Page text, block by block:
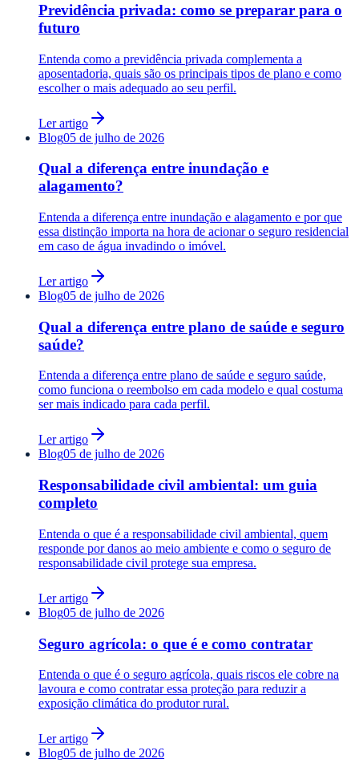
Previdência privada: como se preparar para o
futuro
Entenda como a previdência privada complementa a
aposentadoria, quais são os principais tipos de plano e como
escolher o mais adequado ao seu perfil.
Ler artigo
Blog05 de julho de 2026
Qual a diferença entre inundação e
alagamento?
Entenda a diferença entre inundação e alagamento e por que
essa distinção importa na hora de acionar o seguro residencial
em caso de água invadindo o imóvel.
Ler artigo
Blog05 de julho de 2026
Qual a diferença entre plano de saúde e seguro
saúde?
Entenda a diferença entre plano de saúde e seguro saúde,
como funciona o reembolso em cada modelo e qual costuma
ser mais indicado para cada perfil.
Ler artigo
Blog05 de julho de 2026
Responsabilidade civil ambiental: um guia
completo
Entenda o que é a responsabilidade civil ambiental, quem
responde por danos ao meio ambiente e como o seguro de
responsabilidade civil protege sua empresa.
Ler artigo
Blog05 de julho de 2026
Seguro agrícola: o que é e como contratar
Entenda o que é o seguro agrícola, quais riscos ele cobre na
lavoura e como contratar essa proteção para reduzir a
exposição climática do produtor rural.
Ler artigo
Blog05 de julho de 2026